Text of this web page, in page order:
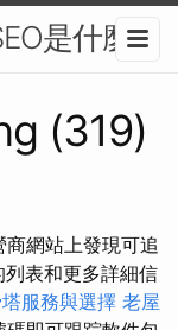
是什麼
(319)
網站上發現可追
表和更多詳細信
服務與選擇 老屋